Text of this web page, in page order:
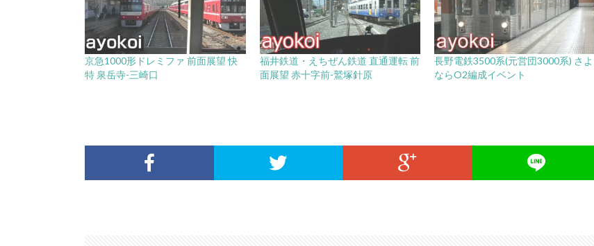
京急1000形ドレミファ 前面展望 快
特 泉岳寺-三崎口
福井鉄道・えちぜん鉄道 直通運転 前
面展望 赤十字前-鷲塚針原
長野電鉄3500系(元営団3000系) さよ
ならO2編成イベント